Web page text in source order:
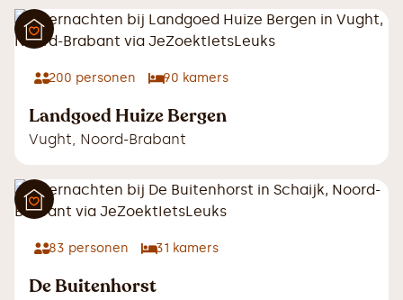
200 personen 90 kamers
Landgoed Huize Bergen
Vught, Noord-Brabant
83 personen 31 kamers
De Buitenhorst